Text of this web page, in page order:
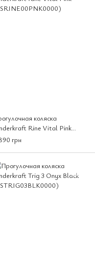
коляска
Rine Vital Pink
грн